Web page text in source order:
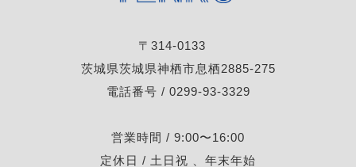
〒314-0133
茨城県茨城県神栖市息栖2885-275
電話番号 / 0299-93-3329
営業時間 / 9:00〜16:00
定休日 / 土日祝 、年末年始